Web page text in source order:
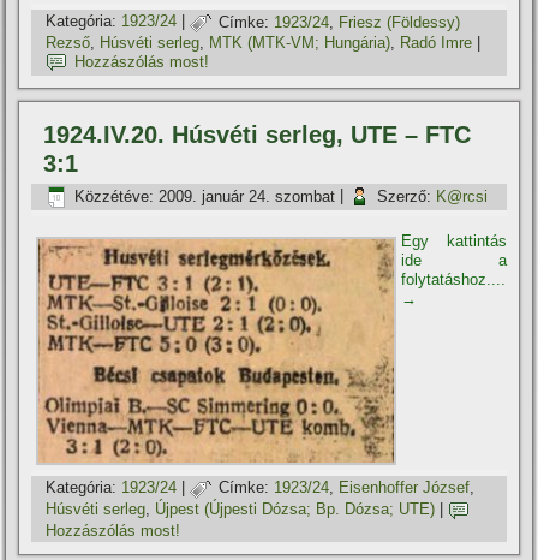
Kategória: 1923/24 | Címke: 1923/24
Friesz (Földessy)
Rezső, Húsvéti serleg, MTK (MTK-VM; Hungária), Radó Imre
Hozzászólás most!
1924.IV.20. Húsvéti serleg, UTE – FTC
3:1
Közzétéve: 2009. január 24. szombat Szerző: K@rcsi
Egy kattintás
ide a
folytatáshoz....
→
Kategória: 1923/24 | Címke: 1923/24, Eisenhoffer József,
Húsvéti serleg, Újpest (Újpesti Dózsa; Bp. Dózsa; UTE)
Hozzászólás most!